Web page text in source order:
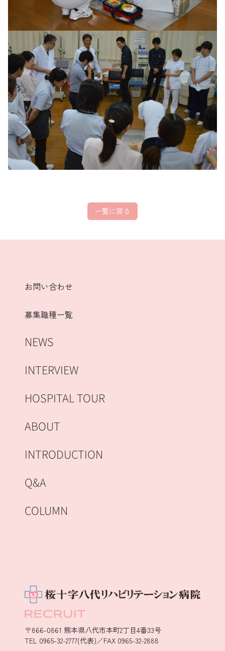
一覧に戻る
お問い合わせ
募集職種一覧
NEWS
INTERVIEW
HOSPITAL TOUR
ABOUT
INTRODUCTION
Q&A
COLUMN
〒866-0861 熊本県八代市本町2丁目4番33号
TEL 0965-32-2777(代表)／FAX 0965-32-2888